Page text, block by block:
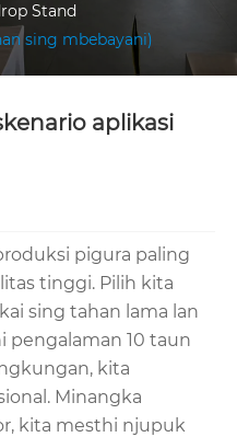
Stand
sing mbebayani)
aplikasi
pigura paling
tinggi. Pilih kita
sing tahan lama lan
pengalaman 10 taun
kita
Minangka
kita mesthi njupuk